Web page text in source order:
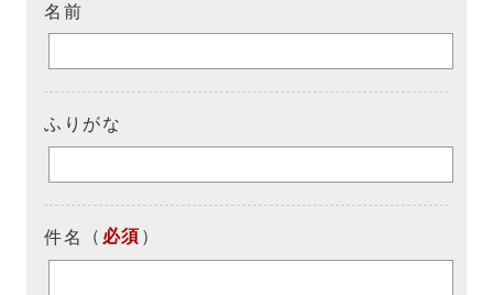
名前
ふりがな
件名 （ 必須 ）